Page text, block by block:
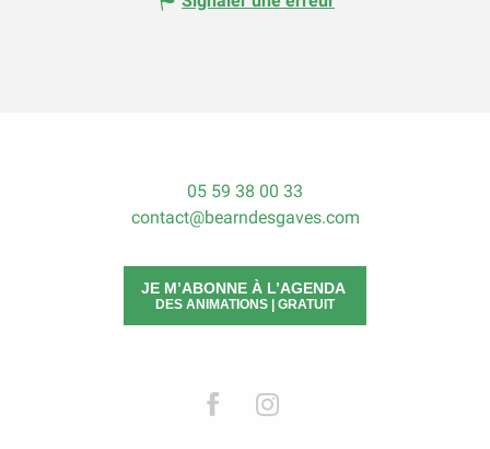
05 59 38 00 33
contact@bearndesgaves.com
JE M’ABONNE À L’AGENDA
DES ANIMATIONS | GRATUIT